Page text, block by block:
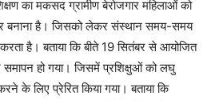
का मकसद ग्रामीण बेरोजगार महिलाओं को
बनाना है। जिसको लेकर संस्थान समय-समय
है। बताया कि बीते 19 सितंबर से आयोजित
हो गया। जिसमें प्रशिक्षुओं को लघु
के लिए प्रेरित किया गया। बताया कि